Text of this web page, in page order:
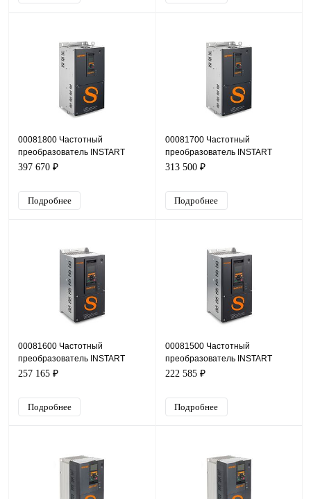
00081800 Частотный
преобразователь INSTART
INPRIME-G75-4BF, 380В, 75кВт,
397 670 ₽
Подробнее
00081700 Частотный
преобразователь INSTART
INPRIME-G55-4BF, 380В, 55кВт,
313 500 ₽
Подробнее
00081600 Частотный
преобразователь INSTART
INPRIME-G45-4BF, 380В, 45кВт,
257 165 ₽
Подробнее
00081500 Частотный
преобразователь INSTART
INPRIME-G37-4BF, 380В, 37кВт,
222 585 ₽
Подробнее